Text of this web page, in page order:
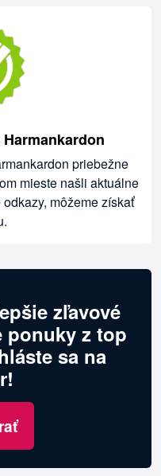
priebežne
mieste našli aktuálne
môžeme získať
zľavové
ponuky z top
sa na